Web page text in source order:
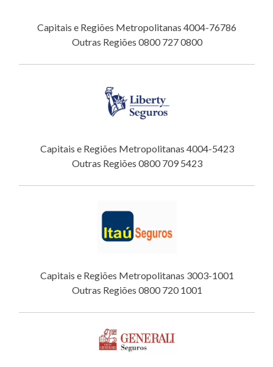
Capitais e Regiões Metropolitanas 4004-76786
Outras Regiões 0800 727 0800
Capitais e Regiões Metropolitanas 4004-5423
Outras Regiões 0800 709 5423
Capitais e Regiões Metropolitanas 3003-1001
Outras Regiões 0800 720 1001